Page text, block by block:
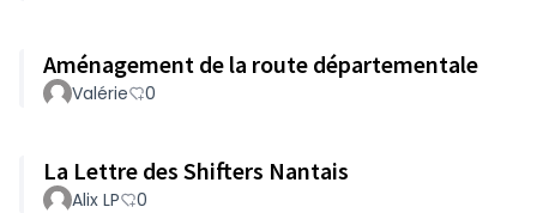
Aménagement de la route départementale
Valérie 0
La Lettre des Shifters Nantais
Alix LP 0